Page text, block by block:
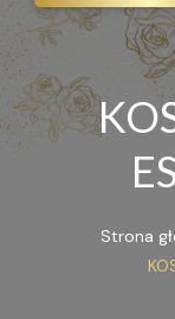
Strona